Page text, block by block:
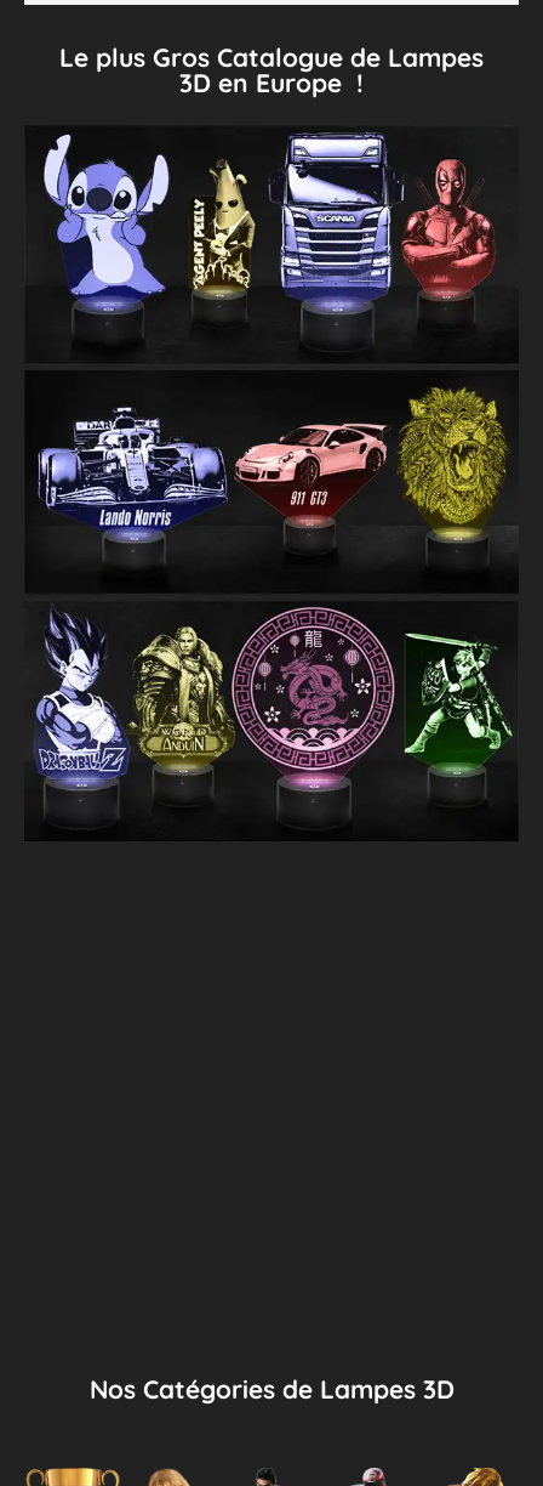
Le plus Gros Catalogue de Lampes
3D en Europe !
Nos Catégories de Lampes 3D